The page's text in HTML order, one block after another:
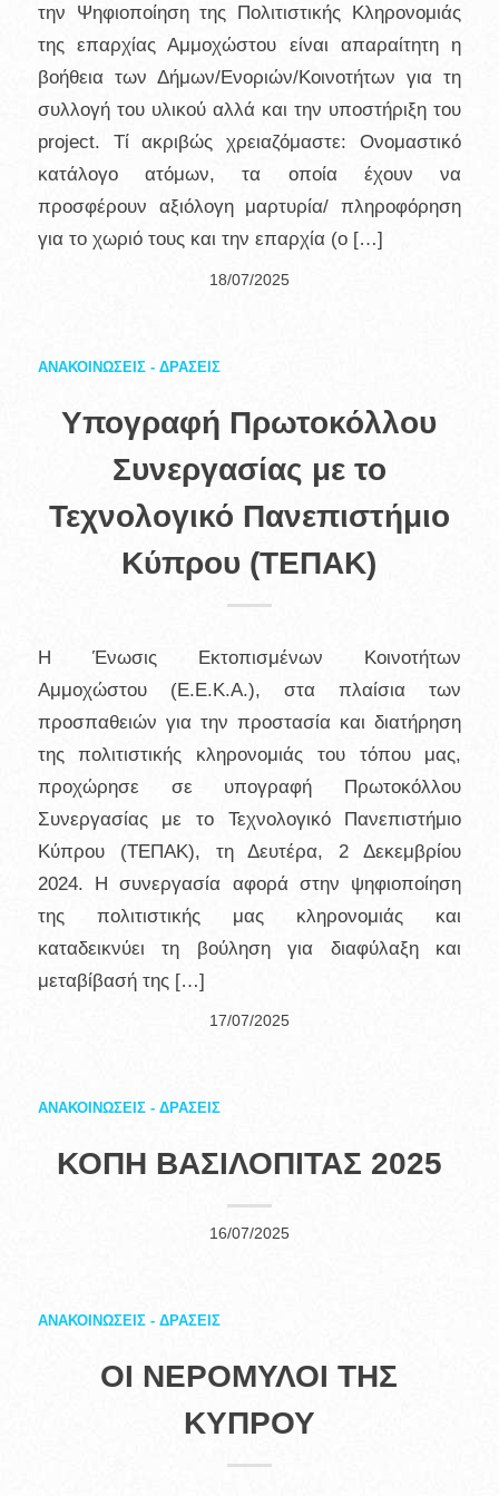
την Ψηφιοποίηση της Πολιτιστικής Κληρονομιάς
της επαρχίας Αμμοχώστου είναι απαραίτητη η
βοήθεια των Δήμων/Ενοριών/Κοινοτήτων για τη
συλλογή του υλικού αλλά και την υποστήριξη του
project. Τί ακριβώς χρειαζόμαστε: Ονομαστικό
κατάλογο ατόμων, τα οποία έχουν να
προσφέρουν αξιόλογη μαρτυρία/ πληροφόρηση
για το χωριό τους και την επαρχία (ο […]
18/07/2025
ΑΝΑΚΟΙΝΩΣΕΙΣ - ΔΡΑΣΕΙΣ
Υπογραφή Πρωτοκόλλου
Συνεργασίας με το
Τεχνολογικό Πανεπιστήμιο
Κύπρου (ΤΕΠΑΚ)
Η Ένωσις Εκτοπισμένων Κοινοτήτων
Αμμοχώστου (Ε.Ε.Κ.Α.), στα πλαίσια των
προσπαθειών για την προστασία και διατήρηση
της πολιτιστικής κληρονομιάς του τόπου μας,
προχώρησε σε υπογραφή Πρωτοκόλλου
Συνεργασίας με το Τεχνολογικό Πανεπιστήμιο
Κύπρου (ΤΕΠΑΚ), τη Δευτέρα, 2 Δεκεμβρίου
2024. Η συνεργασία αφορά στην ψηφιοποίηση
της πολιτιστικής μας κληρονομιάς και
καταδεικνύει τη βούληση για διαφύλαξη και
μεταβίβασή της […]
17/07/2025
ΑΝΑΚΟΙΝΩΣΕΙΣ - ΔΡΑΣΕΙΣ
ΚΟΠΗ ΒΑΣΙΛΟΠΙΤΑΣ 2025
16/07/2025
ΑΝΑΚΟΙΝΩΣΕΙΣ - ΔΡΑΣΕΙΣ
ΟΙ ΝΕΡΟΜΥΛΟΙ ΤΗΣ
ΚΥΠΡΟΥ